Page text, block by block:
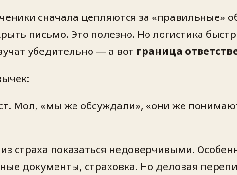
сначала цепляются за «правильные»
письмо. Это полезно. Но логистика
убедительно — а вот граница
Мол, «мы же обсуждали», «они же
страха показаться недоверчивыми.
документы, страховка. Но деловая